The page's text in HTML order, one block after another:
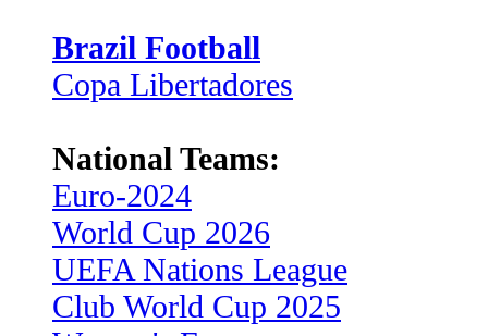
Brazil Football
Copa Libertadores
National Teams:
Euro-2024
World Cup 2026
UEFA Nations League
Club World Cup 2025